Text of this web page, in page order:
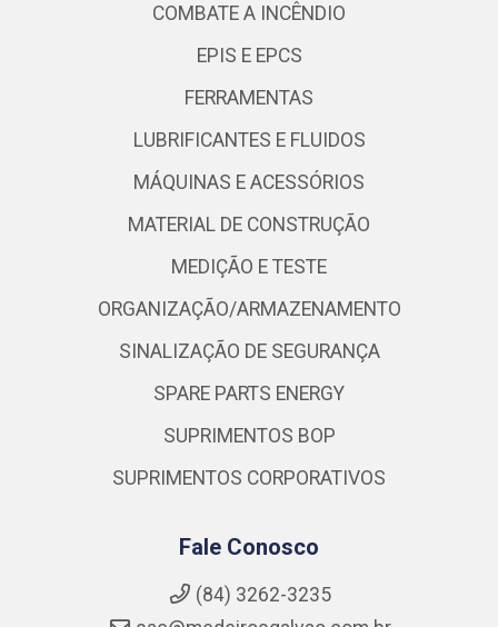
COMBATE A INCÊNDIO
EPIS E EPCS
FERRAMENTAS
LUBRIFICANTES E FLUIDOS
MÁQUINAS E ACESSÓRIOS
MATERIAL DE CONSTRUÇÃO
MEDIÇÃO E TESTE
ORGANIZAÇÃO/ARMAZENAMENTO
SINALIZAÇÃO DE SEGURANÇA
SPARE PARTS ENERGY
SUPRIMENTOS BOP
SUPRIMENTOS CORPORATIVOS
Fale Conosco
(84) 3262-3235